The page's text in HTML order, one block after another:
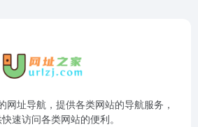
网址导航，提供各类网站的导航服务，
速访问各类网站的便利。